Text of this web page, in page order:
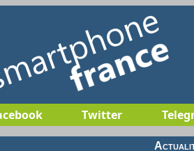
Twitter